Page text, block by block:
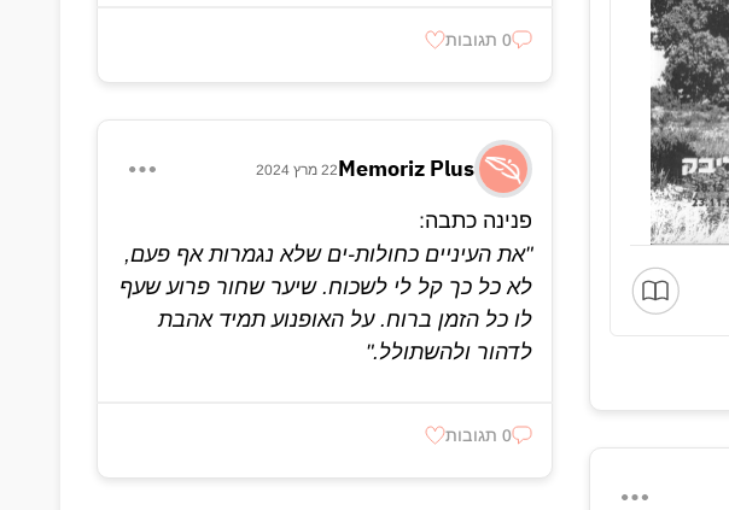
0 תגובות
Memoriz Plus22 מרץ 2024
פנינה כתבה:
"את העיניים כחולות-ים שלא נגמרות אף פעם,
לא כל כך קל לי לשכוח. שיער שחור פרוע שעף
לו כל הזמן ברוח. על האופנוע תמיד אהבת
לדהור ולהשתולל."
0 תגובות